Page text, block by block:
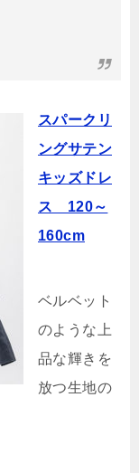
スパークリ
ングサテン
キッズドレ
ス 120～
160cm
ベルベット
のような上
品な輝きを
放つ生地の